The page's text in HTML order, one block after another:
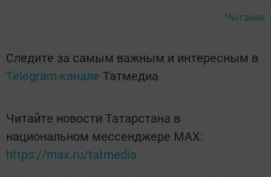
Чыганак
Следите за самым важным и интересным в
Telegram-канале Татмедиа
Читайте новости Татарстана в
национальном мессенджере MАХ:
https://max.ru/tatmedia